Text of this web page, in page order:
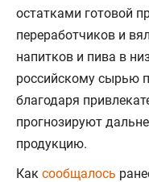
остатками готовой
переработчиков и
напитков и пива в
российскому сырью
благодаря
прогнозируют
продукцию.
Как сообщалось